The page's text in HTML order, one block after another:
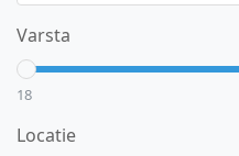
Varsta
18
Locatie